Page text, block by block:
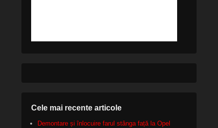
Cele mai recente articole
Demontare și înlocuire farul stânga față la Opel